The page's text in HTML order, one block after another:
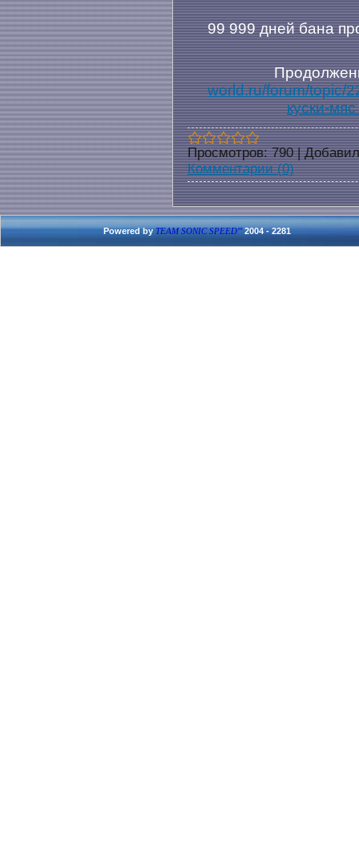
99 999 дней бана
world.ru/forum/topic/
куски-мяс
Просмотров: 790 |
Комментарии (0)
Powered byTEAM SONIC SPEED'''2004 - 2281